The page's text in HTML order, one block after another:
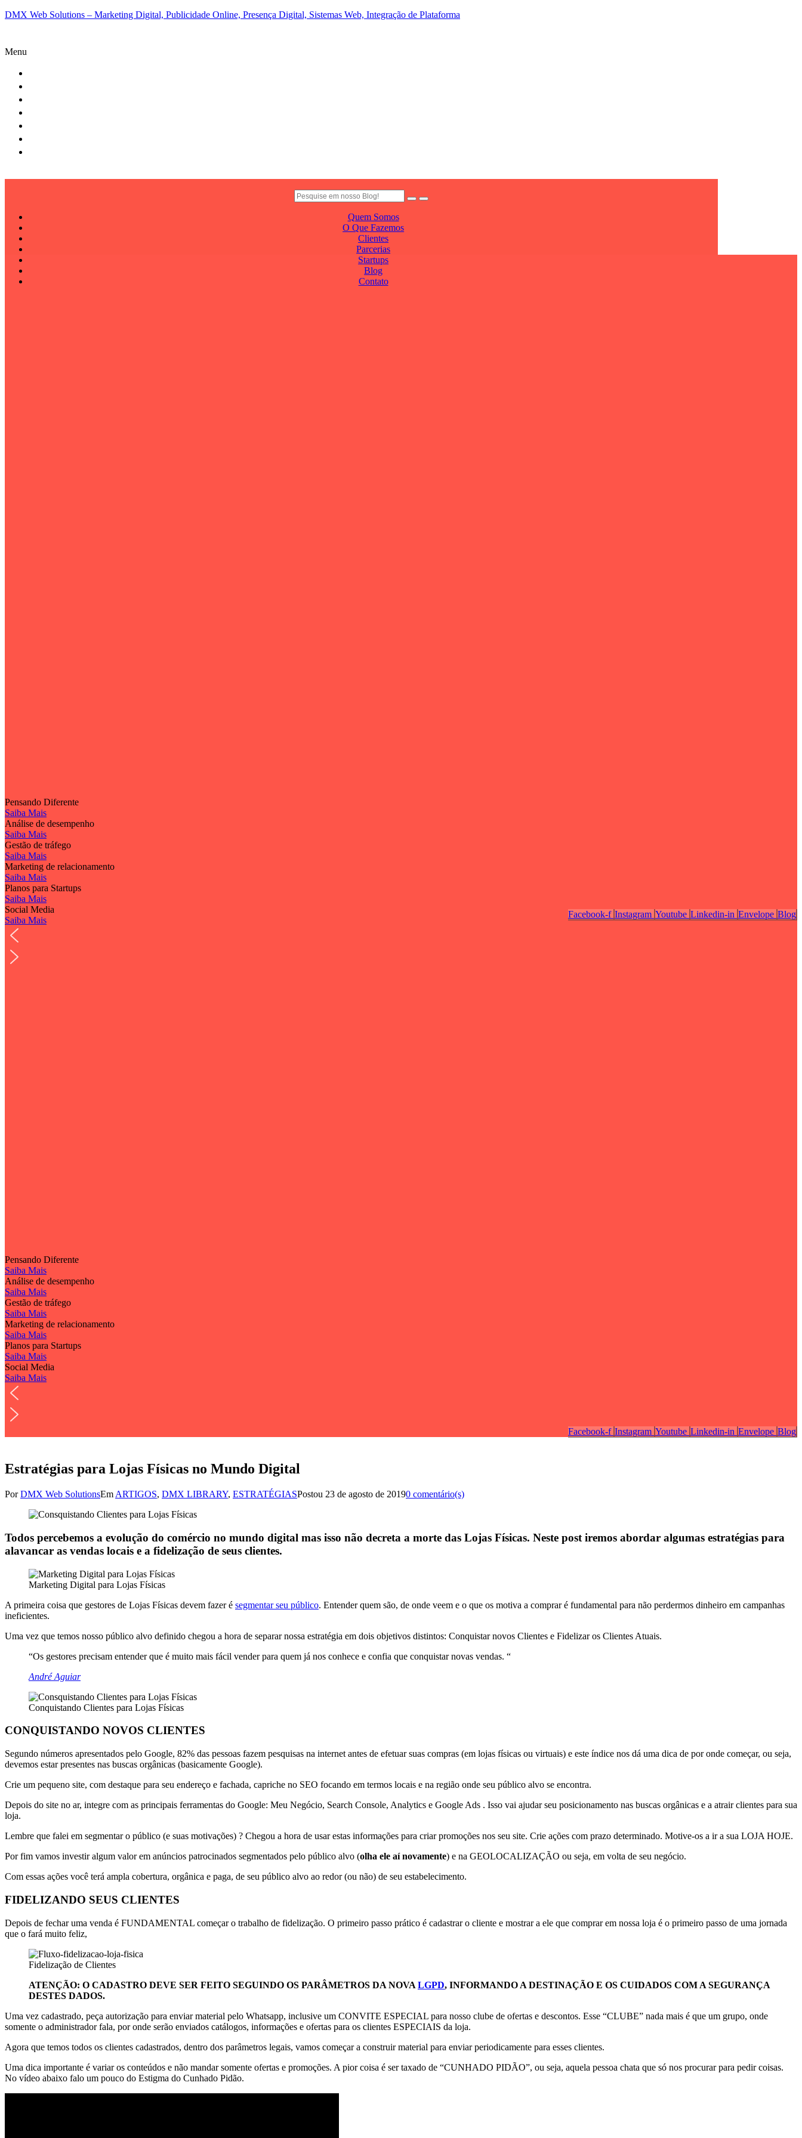
DMX Web Solutions – Marketing Digital, Publicidade Online, Presença Digital, Sistemas Web, Integração de Plataforma
Menu
Quem Somos
O Que Fazemos
Clientes
Parcerias
Startups
Blog
Contato
Pensando Diferente
Saiba Mais
Análise de desempenho
Saiba Mais
Gestão de tráfego
Saiba Mais
Marketing de relacionamento
Saiba Mais
Planos para Startups
Saiba Mais
Social Media
Saiba Mais
Facebook-f Instagram Youtube Linkedin-in Envelope Blog
Pensando Diferente
Saiba Mais
Análise de desempenho
Saiba Mais
Gestão de tráfego
Saiba Mais
Marketing de relacionamento
Saiba Mais
Planos para Startups
Saiba Mais
Social Media
Saiba Mais
Facebook-f Instagram Youtube Linkedin-in Envelope Blog
Estratégias para Lojas Físicas no Mundo Digital
PorDMX Web SolutionsEm ARTIGOS, DMX LIBRARY, ESTRATÉGIASPostou 23 de agosto de 20190 comentário(s)
Todos percebemos a evolução do comércio no mundo digital mas isso não decreta a morte das Lojas Físicas. Neste post iremos abordar algumas estratégias para
alavancar as vendas locais e a fidelização de seus clientes.
Marketing Digital para Lojas Físicas
A primeira coisa que gestores de Lojas Físicas devem fazer é segmentar seu público. Entender quem são, de onde veem e o que os motiva a comprar é fundamental para não perdermos dinheiro em campanhas
ineficientes.
Uma vez que temos nosso público alvo definido chegou a hora de separar nossa estratégia em dois objetivos distintos: Conquistar novos Clientes e Fidelizar os Clientes Atuais.
“Os gestores precisam entender que é muito mais fácil vender para quem já nos conhece e confia que conquistar novas vendas. “
André Aguiar
Conquistando Clientes para Lojas Físicas
CONQUISTANDO NOVOS CLIENTES
Segundo números apresentados pelo Google, 82% das pessoas fazem pesquisas na internet antes de efetuar suas compras (em lojas físicas ou virtuais) e este índice nos dá uma dica de por onde começar, ou seja,
devemos estar presentes nas buscas orgânicas (basicamente Google).
Crie um pequeno site, com destaque para seu endereço e fachada, capriche no SEO focando em termos locais e na região onde seu público alvo se encontra.
Depois do site no ar, integre com as principais ferramentas do Google: Meu Negócio, Search Console, Analytics e Google Ads . Isso vai ajudar seu posicionamento nas buscas orgânicas e a atrair clientes para sua
loja.
Lembre que falei em segmentar o público (e suas motivações) ? Chegou a hora de usar estas informações para criar promoções nos seu site. Crie ações com prazo determinado. Motive-os a ir a sua LOJA HOJE.
Por fim vamos investir algum valor em anúncios patrocinados segmentados pelo público alvo (olha ele aí novamente) e na GEOLOCALIZAÇÃO ou seja, em volta de seu negócio.
Com essas ações você terá ampla cobertura, orgânica e paga, de seu público alvo ao redor (ou não) de seu estabelecimento.
FIDELIZANDO SEUS CLIENTES
Depois de fechar uma venda é FUNDAMENTAL começar o trabalho de fidelização. O primeiro passo prático é cadastrar o cliente e mostrar a ele que comprar em nossa loja é o primeiro passo de uma jornada
que o fará muito feliz,
Fidelização de Clientes
ATENÇÃO: O CADASTRO DEVE SER FEITO SEGUINDO OS PARÂMETROS DA NOVA LGPD, INFORMANDO A DESTINAÇÃO E OS CUIDADOS COM A SEGURANÇA
DESTES DADOS.
Uma vez cadastrado, peça autorização para enviar material pelo Whatsapp, inclusive um CONVITE ESPECIAL para nosso clube de ofertas e descontos. Esse “CLUBE” nada mais é que um grupo, onde
somente o administrador fala, por onde serão enviados catálogos, informações e ofertas para os clientes ESPECIAIS da loja.
Agora que temos todos os clientes cadastrados, dentro dos parâmetros legais, vamos começar a construir material para enviar periodicamente para esses clientes.
Uma dica importante é variar os conteúdos e não mandar somente ofertas e promoções. A pior coisa é ser taxado de “CUNHADO PIDÃO”, ou seja, aquela pessoa chata que só nos procurar para pedir coisas.
No vídeo abaixo falo um pouco do Estigma do Cunhado Pidão.